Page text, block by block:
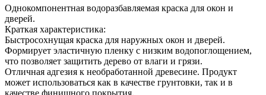
Однокомпонентная водоразбавляемая краска для окон и
дверей.
Краткая характеристика:
Быстросохнущая краска для наружных окон и дверей.
Формирует эластичную пленку с низким водопоглощением,
что позволяет защитить дерево от влаги и грязи.
Отличная адгезия к необработанной древесине. Продукт
может использоваться как в качестве грунтовки, так и в
качестве финишного покрытия.